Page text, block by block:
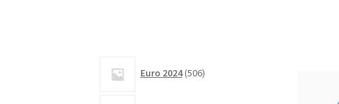
Euro 2024 506izdelkov